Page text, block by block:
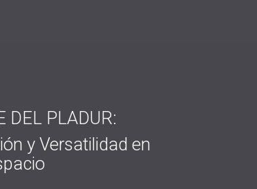
DEL PLADUR:
y Versatilidad en